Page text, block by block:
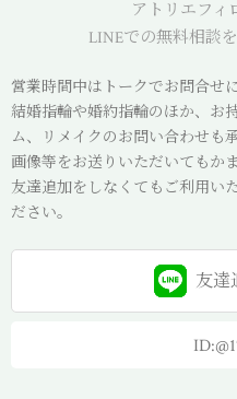
アトリエフィ
LINEでの無料相談
営業時間中はトークでお問合せ
結婚指輪や婚約指輪のほか、お
ム、リメイクのお問い合わせも承
画像等をお送りいただいてもか
友達追加をしなくてもご利用い
ださい。
友達